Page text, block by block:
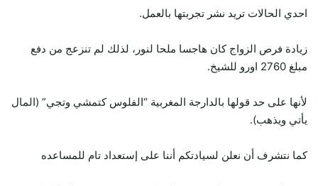
احدي الحالات تريد نشر تجربتها بالعمل.
زيادة فرص الزواج كان هاجسا ملحا لنور، لذلك لم تنزعج من دفع
مبلغ 2760 اورو للشيخ.
لأنها على حد قولها بالدارجة المغربية “الفلوس كتمشي وتجي” (المال
يأتي ويذهب).
كما نتشرف أن نعلن لسيادتكم أننا على إستعداد تام للمساعده